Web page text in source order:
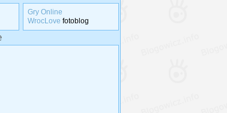
Gry Online
WrocLove fotoblog